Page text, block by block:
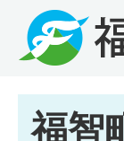
福智